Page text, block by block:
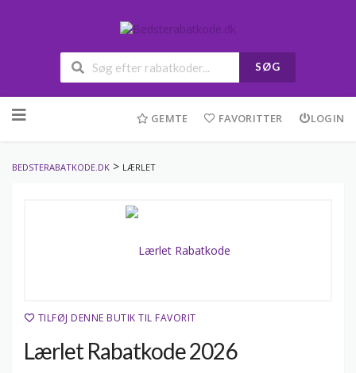
SØG
to
GEMTE FAVORITTER LOGIN
BEDSTERABATKODE.DK > LÆRLET
TILFØJ DENNE BUTIK TIL FAVORIT
Lærlet Rabatkode 2026